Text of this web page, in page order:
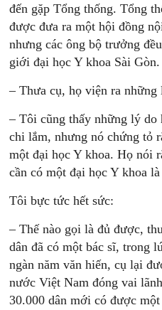
đến gặp Tổng thống. Tổng
được đưa ra một hội đồng
nhưng các ông bộ trưởng
giới đại học Y khoa Sài Gòn.
– Thưa cụ, họ viện ra những
– Tôi cũng thấy những lý do
chi lắm, nhưng nó chứng tỏ
một đại học Y khoa. Họ nói
cần có một đại học Y khoa
Tôi bực tức hết sức:
– Thế nào gọi là đủ được,
dân đã có một bác sĩ, trong
ngàn năm văn hiến, cụ lại
nước Việt Nam đóng vai
30.000 dân mới có được